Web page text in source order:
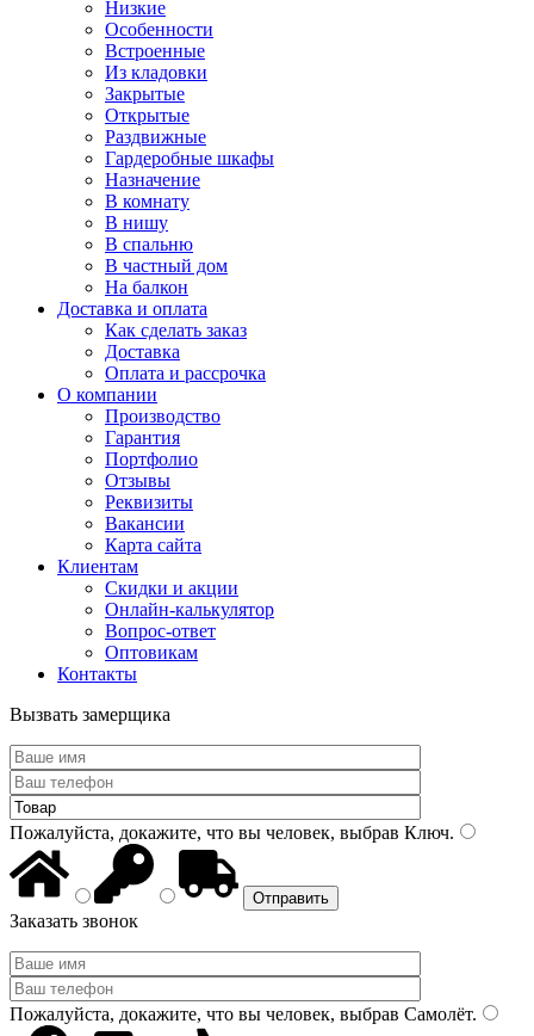
Низкие
Особенности
Встроенные
Из кладовки
Закрытые
Открытые
Раздвижные
Гардеробные шкафы
Назначение
В комнату
В нишу
В спальню
В частный дом
На балкон
Доставка и оплата
Как сделать заказ
Доставка
Оплата и рассрочка
О компании
Производство
Гарантия
Портфолио
Отзывы
Реквизиты
Вакансии
Карта сайта
Клиентам
Скидки и акции
Онлайн-калькулятор
Вопрос-ответ
Оптовикам
Контакты
Вызвать замерщика
Пожалуйста, докажите, что вы человек, выбрав Ключ.
Заказать звонок
Пожалуйста, докажите, что вы человек, выбрав Самолёт.